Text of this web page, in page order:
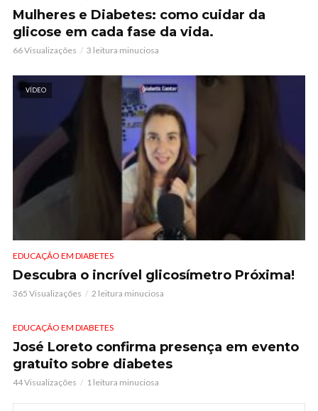
Mulheres e Diabetes: como cuidar da
glicose em cada fase da vida.
66 Visualizações 3 leitura minuciosa
VÍDEO
EDUCAÇÃO EM DIABETES
Descubra o incrível glicosímetro Próxima!
365 Visualizações 2 leitura minuciosa
EDUCAÇÃO EM DIABETES
José Loreto confirma presença em evento
gratuito sobre diabetes
44 Visualizações 1 leitura minuciosa